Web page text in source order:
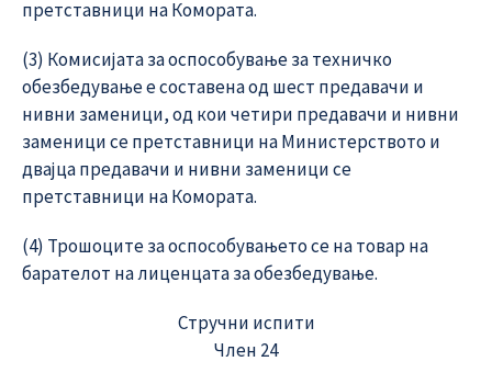
претставници на Комората.
(3) Комисијата за оспособување за техничко
обезбедување е составена од шест предавачи и
нивни заменици, од кои четири предавачи и нивни
заменици се претставници на Министерството и
двајца предавачи и нивни заменици се
претставници на Комората.
(4) Трошоците за оспособувањето се на товар на
барателот на лиценцата за обезбедување.
Стручни испити
Член 24